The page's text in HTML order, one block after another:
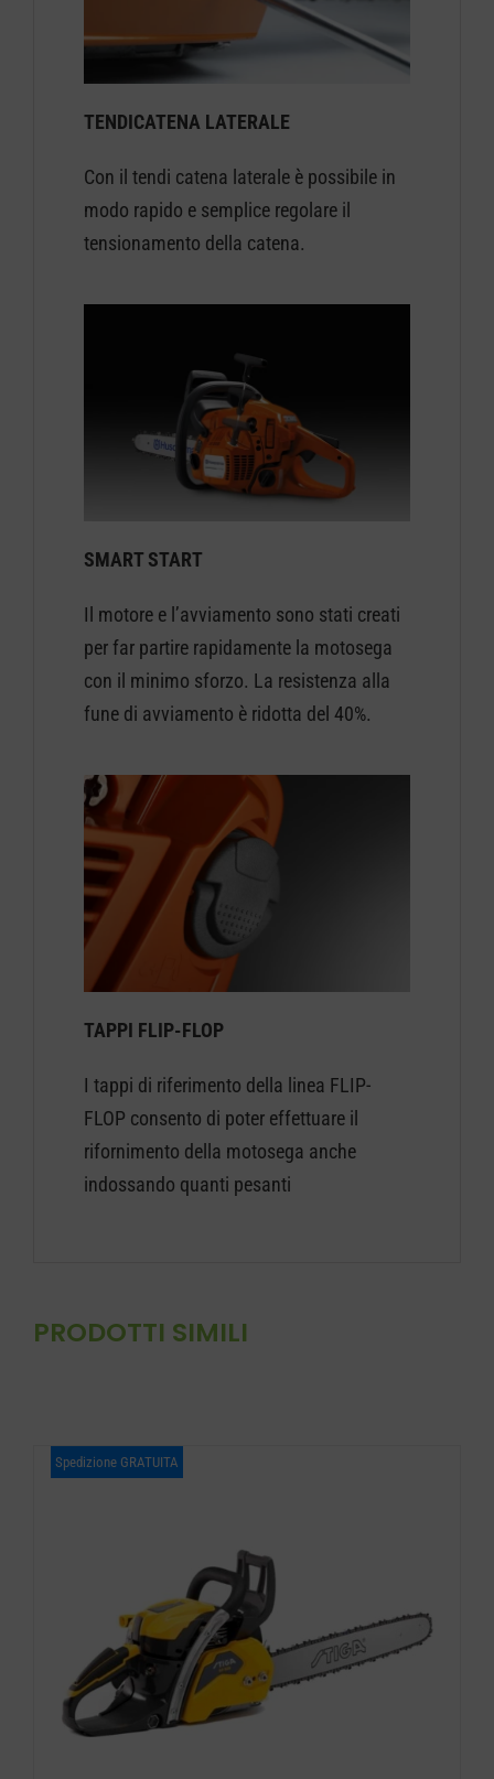
TENDICATENA LATERALE
Con il tendi catena laterale è possibile in
modo rapido e semplice regolare il
tensionamento della catena.
SMART START
Il motore e l’avviamento sono stati creati
per far partire rapidamente la motosega
con il minimo sforzo. La resistenza alla
fune di avviamento è ridotta del 40%.
TAPPI FLIP-FLOP
I tappi di riferimento della linea FLIP-
FLOP consento di poter effettuare il
rifornimento della motosega anche
indossando quanti pesanti
PRODOTTI SIMILI
Spedizione GRATUITA